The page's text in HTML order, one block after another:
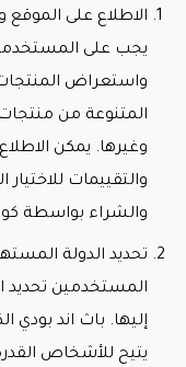
الاطلاع على الموقع
يجب على
واستعراض
المتنوعة من
وغيرها. يمكن
والتقييمات
والشراء بواسطة
تحديد الدولة
المستخدمين تحديد
إليها. باث اند بودي
يتيح للأشخاص